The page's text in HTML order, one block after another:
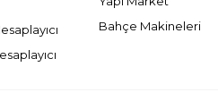
Bahçe Makineleri